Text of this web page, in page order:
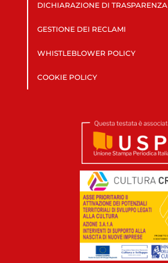
DICHIARAZIONE DI TRASPARENZA
GESTIONE DEI RECLAMI
WHISTLEBLOWER POLICY
COOKIE POLICY